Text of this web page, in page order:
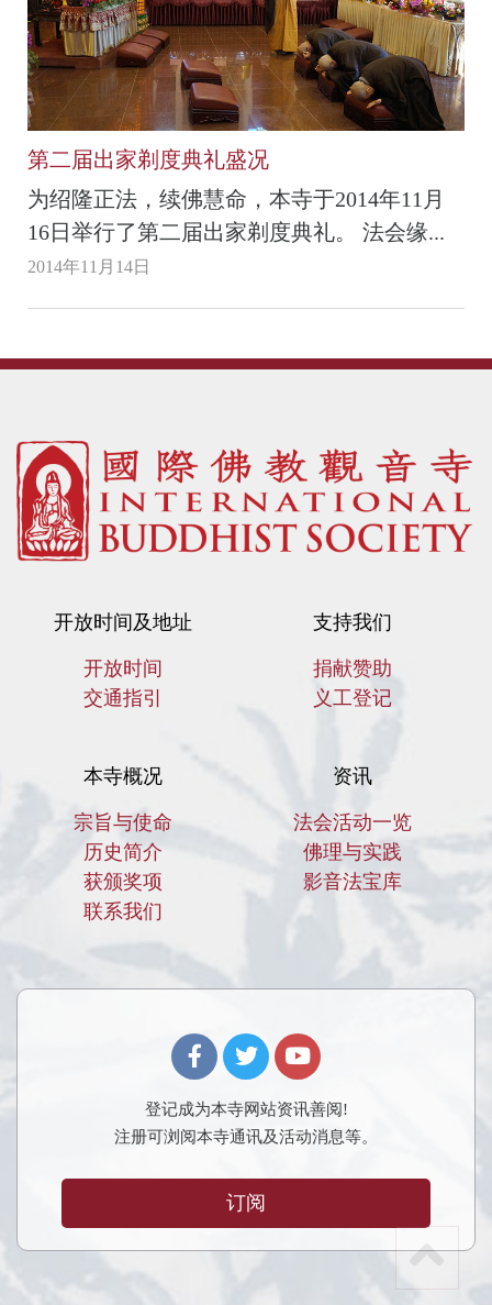
第二届出家剃度典礼盛况
为绍隆正法，续佛慧命，本寺于2014年11月
16日举行了第二届出家剃度典礼。 法会缘...
2014年11月14日
开放时间及地址
开放时间
交通指引
支持我们
捐献赞助
义工登记
本寺概况
宗旨与使命
历史简介
获颁奖项
联系我们
资讯
法会活动一览
佛理与实践
影音法宝库
登记成为本寺网站资讯善阅!
注册可浏阅本寺通讯及活动消息等。
订阅